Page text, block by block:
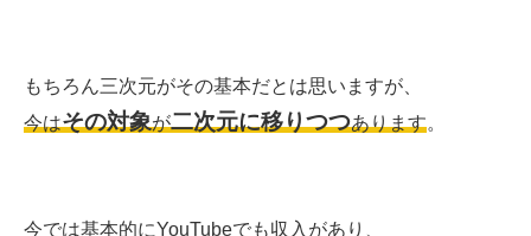
もちろん三次元がその基本だとは思いますが、
今はその対象が二次元に移りつつあります。
今では基本的にYouTubeでも収入があり、